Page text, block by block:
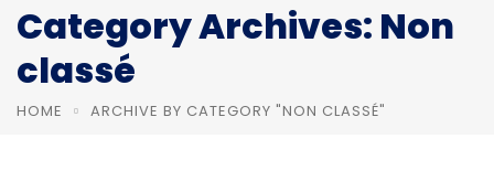
Category Archives: Non
classé
HOME ARCHIVE BY CATEGORY "NON CLASSÉ"